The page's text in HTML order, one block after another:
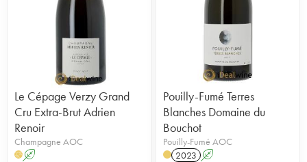
Le Cépage Verzy Grand
Cru Extra-Brut Adrien
Renoir
Champagne AOC
H A
Pouilly-Fumé Terres
Blanches Domaine du
Bouchot
Pouilly-Fumé AOC
2023 A